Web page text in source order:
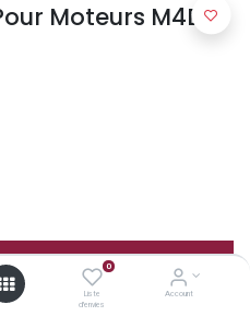
0
Liste
d'envies
Account
Moteurs M4D-
au panier